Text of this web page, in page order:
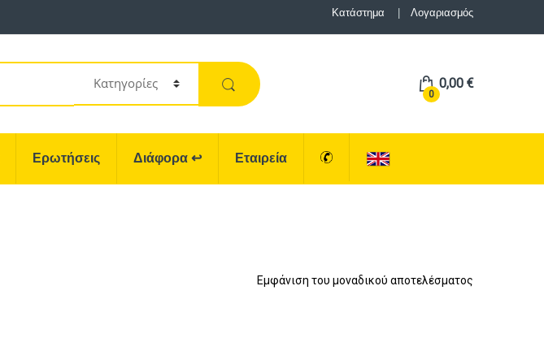
Κατάστημα Λογαριασμός
0
0,00 €
Ερωτήσεις Διάφορα ↩ Εταιρεία
Εμφάνιση του μοναδικού αποτελέσματος